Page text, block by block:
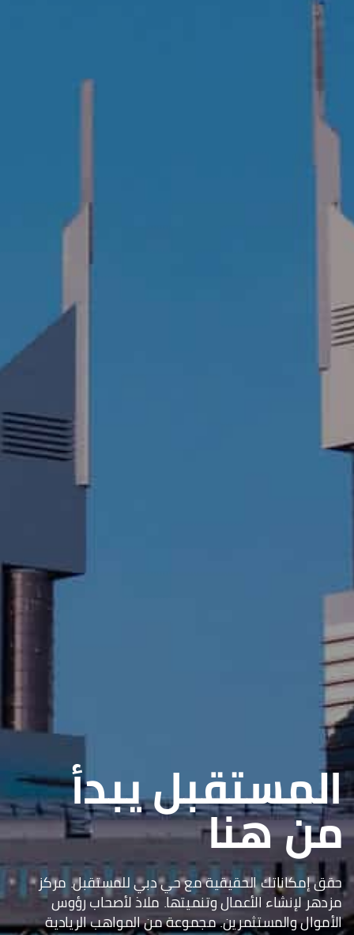
المستقبل يبدأ
من هنا
حقق إمكاناتك الحقيقية مع حي دبي للمستقبل. مركز
مزدهر لإنشاء الأعمال وتنميتها. ملاذ لأصحاب رؤوس
الأموال والمستثمرين. مجموعة من المواهب الريادية